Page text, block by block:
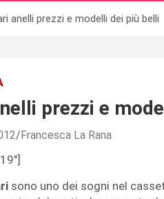
anelli prezzi e modelli dei più belli
prezzi e
Francesca La Rana
sono uno dei sogni nel